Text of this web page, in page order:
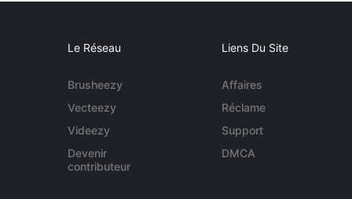
Le Réseau
Brusheezy
Vecteezy
Videezy
Devenir
contributeur
Liens Du Site
Affaires
Réclame
Support
DMCA